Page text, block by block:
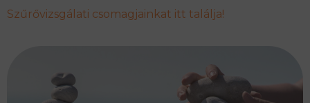
Szűrővizsgálati csomagjainkat itt találja!